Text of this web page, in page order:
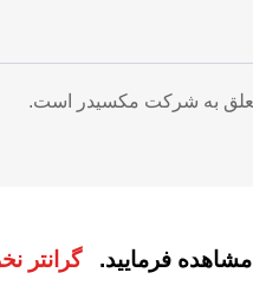
به شرکت مکسیدر است.